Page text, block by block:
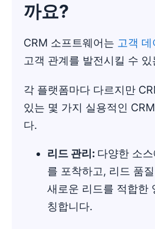
까요?
CRM 소프트웨어는 고객 데
고객 관계를 발전시킬 수
각 플랫폼마다 다르지만
있는 몇 가지 실용적인
다.
리드 관리 : 다양한 소
를 포착하고, 리드 품
새로운 리드를 적합한
칭합니다.